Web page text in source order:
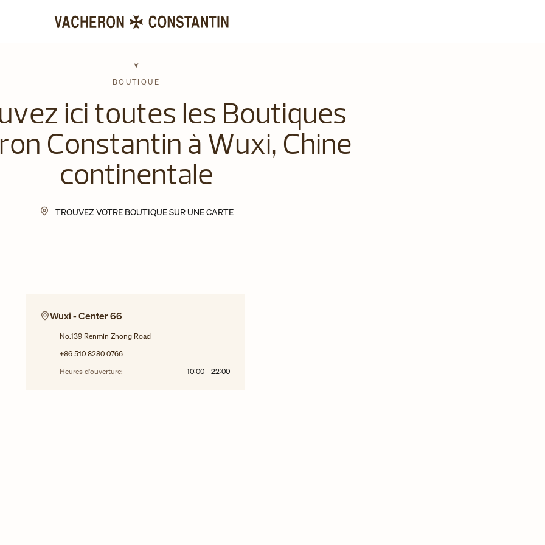
BOUTIQUE
ici toutes les Boutiques
Constantin à Wuxi, Chine
continentale
TROUVEZ VOTRE BOUTIQUE SUR UNE CARTE
Wuxi - Center 66
No.139 Renmin Zhong Road
+86 510 8280 0766
Heures d'ouverture:
10:00 -22:00